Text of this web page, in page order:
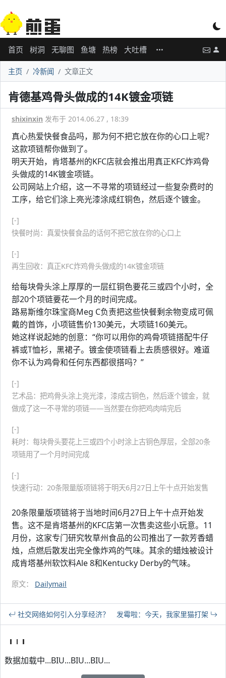
首页 树洞 无聊图 鱼塘 热榜 大吐槽
主页 冷新闻 文章正文
肯德基鸡骨头做成的14K镀金项链
shixinxin 发布于 2014.06.27 , 18:39
真心热爱快餐食品吗，那为何不把它放在你的心口上呢？
这款项链帮你做到了。
明天开始，肯塔基州的KFC店就会推出用真正KFC炸鸡骨
头做成的14K镀金项链。
公司网站上介绍，这一不寻常的项链经过一些复杂费时的
工序，给它们涂上亮光漆涂成红铜色，然后逐个镀金。
[-]
快餐时尚：真爱快餐食品的话何不把它放在你的心口上
[-]
再生回收：真正KFC炸鸡骨头做成的14K镀金项链
给每块骨头涂上厚厚的一层红铜色要花三或四个小时，全
部20个项链要花一个月的时间完成。
路易斯维尔珠宝商Meg C负责把这些快餐剩余物变成可佩
戴的首饰，小项链售价130美元，大项链160美元。
她这样说起她的创意：“你可以用你的鸡骨项链搭配牛仔
裤或T恤衫，黑裙子。镀金使项链看上去质感很好。难道
你不认为鸡骨和任何东西都很搭吗？”
[-]
艺术品：把鸡骨头涂上亮光漆，漆成古铜色，然后逐个镀金，就
做成了这一不寻常的项链——当然要在你把鸡肉啃完后
[-]
耗时：每块骨头要花上三或四个小时涂上古铜色厚层，全部20条
项链用了一个月时间完成
[-]
快速行动：20条限量版项链将于明天6月27日上午十点开始发售
20条限量版项链将于当地时间6月27日上午十点开始发
售。这不是肯塔基州的KFC店第一次售卖这些小玩意。11
月份，这家专门研究牧草州食品的公司推出了一款芳香蜡
烛，点燃后散发出完全像炸鸡的气味。其余的蜡烛被设计
成肯塔基州软饮料Ale 8和Kentucky Derby的气味。
原文： Dailymail
社交网络如何引入分享经济？ 发霉啦：今天，我家里猫打架
数据加载中...BIU...BIU...BIU...